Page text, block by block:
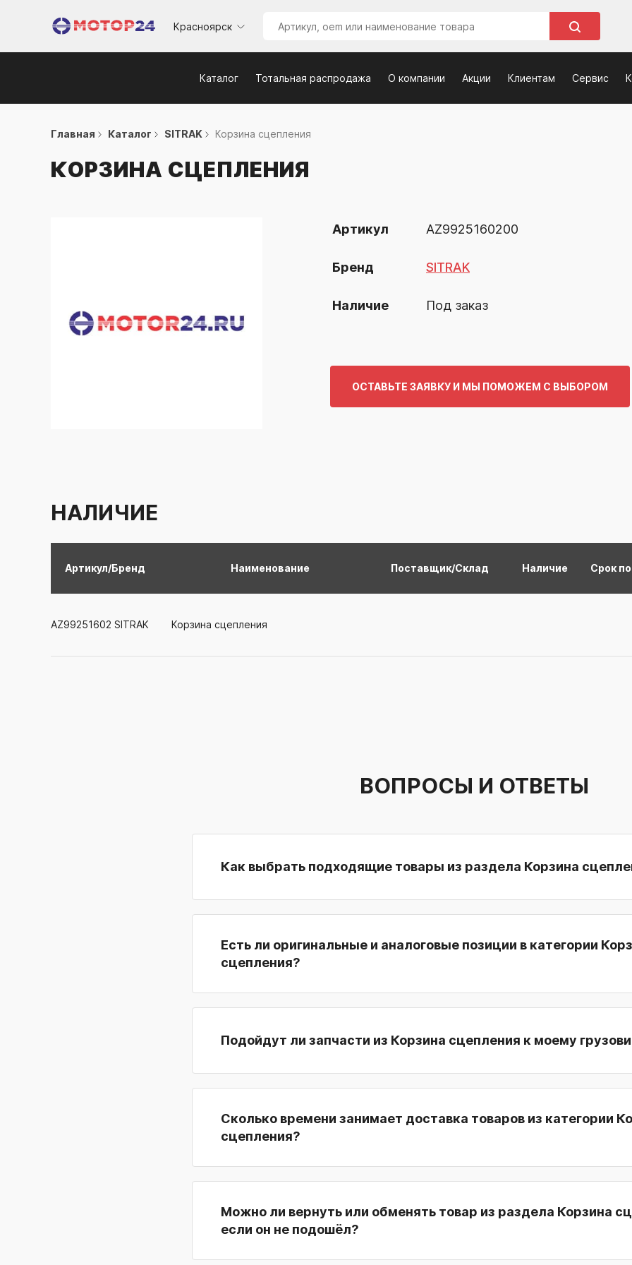
Красноярск
Каталог Тотальная распродажа О компании Акции Клиентам Сервис
Главная Каталог SITRAK Корзина сцепления
КОРЗИНА СЦЕПЛЕНИЯ
Артикул AZ9925160200
Бренд SITRAK
Наличие Под заказ
ОСТАВЬТЕ ЗАЯВКУ И МЫ ПОМОЖЕМ С ВЫБОРОМ
НАЛИЧИЕ
Артикул/Бренд Наименование Поставщик/Склад Наличие Срок
AZ99251602 SITRAK Корзина сцепления
ВОПРОСЫ И ОТВЕТЫ
Как выбрать подходящие товары из раздела Корзина
Есть ли оригинальные и аналоговые позиции в категории
сцепления?
Подойдут ли запчасти из Корзина сцепления к моему
Сколько времени занимает доставка товаров из категории
сцепления?
Можно ли вернуть или обменять товар из раздела Корзина
если он не подошёл?